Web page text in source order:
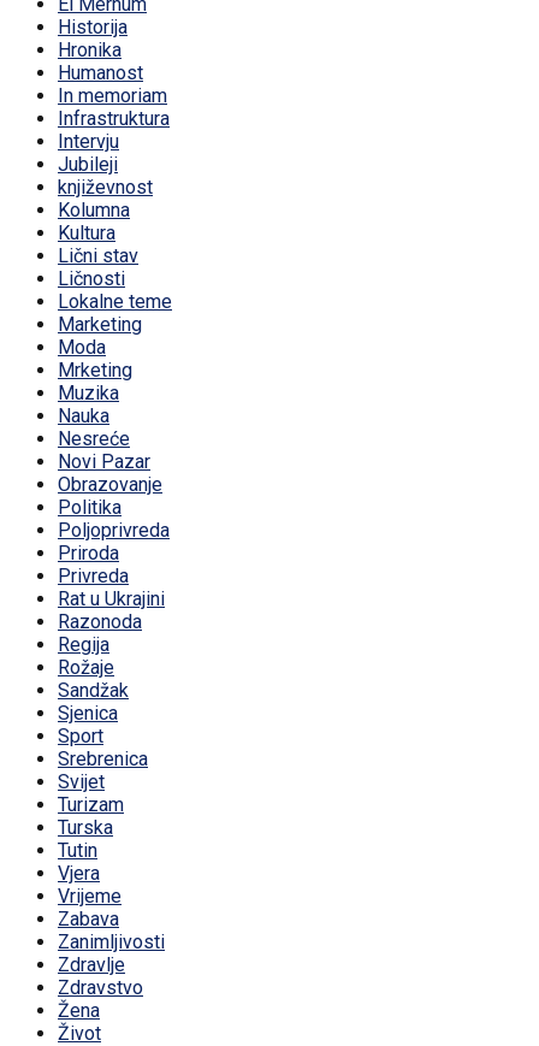
Historija
Hronika
Humanost
In memoriam
Infrastruktura
Intervju
Jubileji
književnost
Kolumna
Kultura
Lični stav
Ličnosti
Lokalne teme
Marketing
Moda
Mrketing
Muzika
Nauka
Nesreće
Novi Pazar
Obrazovanje
Politika
Poljoprivreda
Priroda
Privreda
Rat u Ukrajini
Razonoda
Regija
Rožaje
Sandžak
Sjenica
Sport
Srebrenica
Svijet
Turizam
Turska
Tutin
Vjera
Vrijeme
Zabava
Zanimljivosti
Zdravlje
Zdravstvo
Žena
Život